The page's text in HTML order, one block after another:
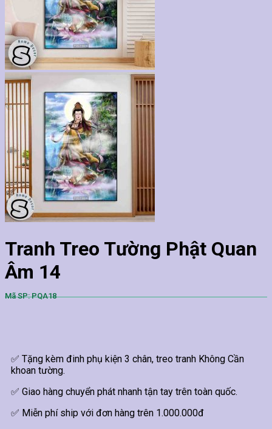
Tranh Treo Tường Phật Quan
Âm 14
Mã SP: PQA18
✅ Tặng kèm đinh phụ kiện 3 chân, treo tranh Không Cần
khoan tường.
✅ Giao hàng chuyển phát nhanh tận tay trên toàn quốc.
✅ Miễn phí ship với đơn hàng trên 1.000.000đ